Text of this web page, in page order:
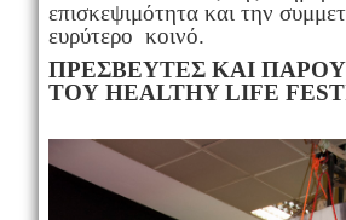
επισκεψιμότητα και την
ευρύτερο κοινό.
ΠΡΕΣΒΕΥΤΕΣ ΚΑΙ
ΤΟΥ HEALTHY LIFE